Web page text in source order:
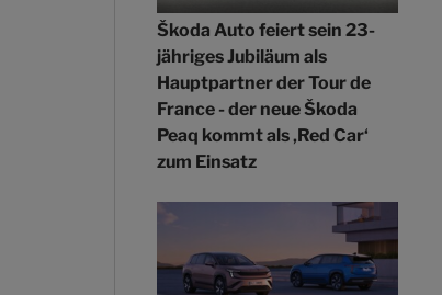
Škoda Auto feiert sein 23-
jähriges Jubiläum als
Hauptpartner der Tour de
France - der neue Škoda
Peaq kommt als ‚Red Car‘
zum Einsatz